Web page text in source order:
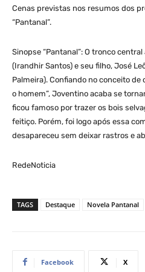
Cenas previstas nos resumos dos
“Pantanal”.
Sinopse “Pantanal”: O tronco
(Irandhir Santos) e seu filho, José
Palmeira). Confiando no conceito
o homem”, Joventino acaba se
ficou famoso por trazer os bois
feitiço. Porém, foi logo após essa
desapareceu sem deixar rastros e
RedeNoticia
TAGS Destaque Novela Pantanal
Facebook X